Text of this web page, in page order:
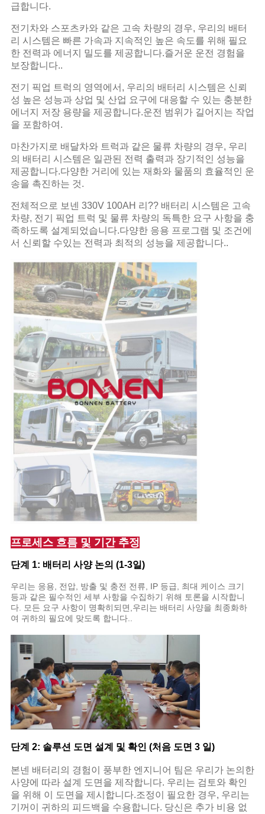
급합니다.
전기차와 스포츠카와 같은 고속 차량의 경우, 우리의 배터
리 시스템은 빠른 가속과 지속적인 높은 속도를 위해 필요
한 전력과 에너지 밀도를 제공합니다.즐거운 운전 경험을
보장합니다..
전기 픽업 트럭의 영역에서, 우리의 배터리 시스템은 신뢰
성 높은 성능과 상업 및 산업 요구에 대응할 수 있는 충분한
에너지 저장 용량을 제공합니다.운전 범위가 길어지는 작업
을 포함하여.
마찬가지로 배달차와 트럭과 같은 물류 차량의 경우, 우리
의 배터리 시스템은 일관된 전력 출력과 장기적인 성능을
제공합니다.다양한 거리에 있는 재화와 물품의 효율적인 운
송을 촉진하는 것.
전체적으로 보넨 330V 100AH 리?? 배터리 시스템은 고속
차량, 전기 픽업 트럭 및 물류 차량의 독특한 요구 사항을 충
족하도록 설계되었습니다.다양한 응용 프로그램 및 조건에
서 신뢰할 수있는 전력과 최적의 성능을 제공합니다..
프로세스 흐름 및 기간 추정
단계 1: 배터리 사양 논의 (1-3일)
우리는 응용, 전압, 방출 및 충전 전류, IP 등급, 최대 케이스 크기
등과 같은 필수적인 세부 사항을 수집하기 위해 토론을 시작합니
다. 모든 요구 사항이 명확히되면,우리는 배터리 사양을 최종화하
여 귀하의 필요에 맞도록 합니다..
단계 2: 솔루션 도면 설계 및 확인 (처음 도면 3 일)
본넨 배터리의 경험이 풍부한 엔지니어 팀은 우리가 논의한
사양에 따라 설계 도면을 제작합니다. 우리는 검토와 확인
을 위해 이 도면을 제시합니다.조정이 필요한 경우, 우리는
기꺼이 귀하의 피드백을 수용합니다. 당신은 추가 비용 없